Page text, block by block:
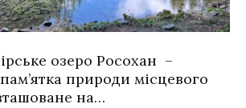
озеро Росохан –
природи мiсцевого
на…